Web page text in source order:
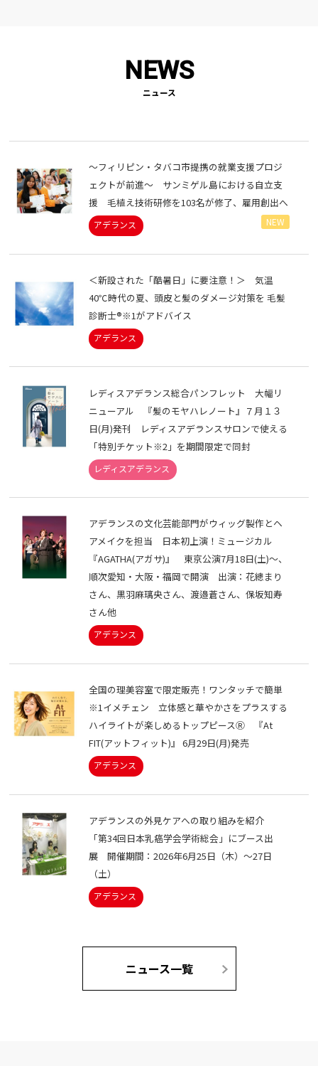
NEWS
ニュース
～フィリピン・タバコ市提携の就業支援プロジ
ェクトが前進～ サンミゲル島における自立支
援 毛植え技術研修を103名が修了、雇用創出へ
NEW
＜新設された「酷暑日」に要注意！＞ 気温
40℃時代の夏、頭皮と髪のダメージ対策を 毛髪
診断士®※1がアドバイス
レディスアデランス総合パンフレット 大幅リ
ニューアル 『髪のモヤハレノート』７月１３
日(月)発刊 レディスアデランスサロンで使える
「特別チケット※2」を期間限定で同封
アデランスの文化芸能部門がウィッグ製作とヘ
アメイクを担当 日本初上演！ミュージカル
『AGATHA(アガサ)』 東京公演7月18日(土)～、
順次愛知・大阪・福岡で開演 出演：花總まり
さん、黒羽麻璃央さん、渡邉蒼さん、保坂知寿
さん他
全国の理美容室で限定販売！ワンタッチで簡単
※1イメチェン 立体感と華やかさをプラスする
ハイライトが楽しめるトップピースⓇ 『At
FIT(アットフィット)』 6月29日(月)発売
アデランスの外見ケアへの取り組みを紹介
「第34回日本乳癌学会学術総会」にブース出
展 開催期間：2026年6月25日（木）～27日
（土）
ニュース一覧